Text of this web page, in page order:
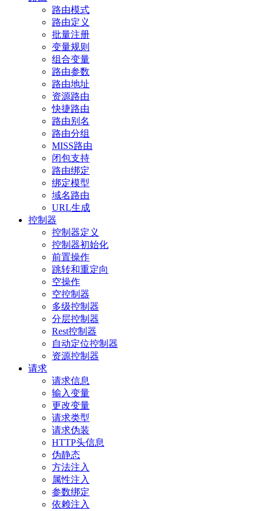
路由模式
路由定义
批量注册
变量规则
组合变量
路由参数
路由地址
资源路由
快捷路由
路由别名
路由分组
MISS路由
闭包支持
路由绑定
绑定模型
域名路由
URL生成
控制器
控制器定义
控制器初始化
前置操作
跳转和重定向
空操作
空控制器
多级控制器
分层控制器
Rest控制器
自动定位控制器
资源控制器
请求
请求信息
输入变量
更改变量
请求类型
请求伪装
HTTP头信息
伪静态
方法注入
属性注入
参数绑定
依赖注入